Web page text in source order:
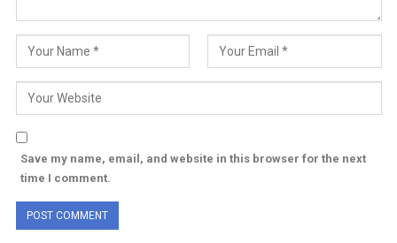
Save my name, email, and website in this browser for the next
time I comment.